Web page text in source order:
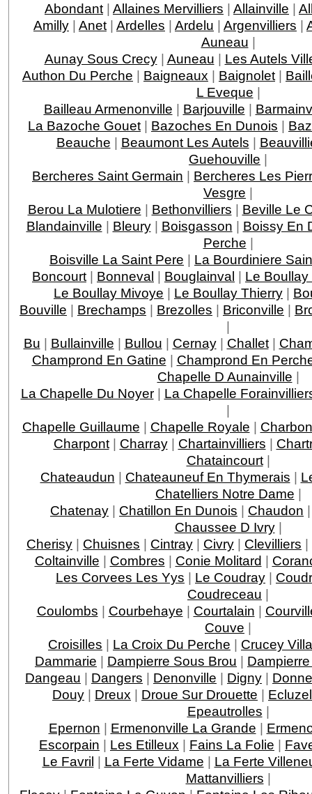
Abondant | Allaines Mervilliers | Allainville |
Amilly | Anet | Ardelles | Ardelu | Argenvilliers |
Auneau |
Aunay Sous Crecy| Auneau | Les Autels
Authon Du Perche | Baigneaux | Baignolet |
L Eveque |
Bailleau Armenonville | Barjouville |
La Bazoche Gouet | Bazoches En Dunois |
Beauche | Beaumont Les Autels |
Guehouville |
Bercheres Saint Germain | Bercheres Les
Vesgre |
Berou La Mulotiere | Bethonvilliers | Beville Le
Blandainville | Bleury| Boisgasson | Boissy En
Perche |
Boisville La Saint Pere | La Bourdiniere
Boncourt | Bonneval | Bouglainval | Le
Le Boullay Mivoye | Le Boullay Thierry |
Bouville | Brechamps | Brezolles | Briconville |
|
Bu | Bullainville | Bullou | Cernay| Challet|
Champrond En Gatine | Champrond En
Chapelle D Aunainville |
La Chapelle Du Noyer| La Chapelle
|
Chapelle Guillaume | Chapelle Royale |
Charpont| Charray| Chartainvilliers |
Chataincourt|
Chateaudun | Chateauneuf En Thymerais |
Chatelliers Notre Dame |
Chatenay | Chatillon En Dunois | Chaudon
Chaussee D Ivry|
Cherisy | Chuisnes | Cintray | Civry | Clevilliers |
Coltainville | Combres | Conie Molitard |
Les Corvees Les Yys | Le Coudray |
Coudreceau |
Coulombs | Courbehaye | Courtalain |
Couve |
Croisilles | La Croix Du Perche | Crucey
Dammarie | Dampierre Sous Brou |
Dangeau | Dangers | Denonville | Digny |
Douy | Dreux | Droue Sur Drouette |
Epeautrolles |
Epernon | Ermenonville La Grande |
Escorpain | Les Etilleux | Fains La Folie |
Le Favril | La Ferte Vidame | La Ferte
Mattanvilliers |